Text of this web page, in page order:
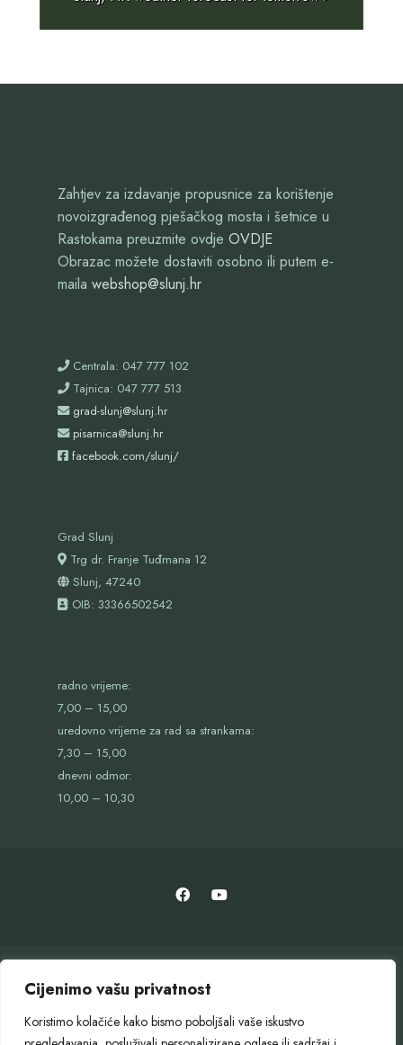
Cijenimo vašu privatnost
Koristimo kolačiće kako bismo poboljšali vaše iskustvo
Zahtjev za izdavanje propusnice za korištenje
novoizgrađenog pješačkog mosta i šetnice u
Rastokama preuzmite ovdje OVDJE
Obrazac možete dostaviti osobno ili putem e-
maila webshop@slunj.hr
Centrala: 047 777 102
Tajnica: 047 777 513
grad-slunj@slunj.hr
pisarnica@slunj.hr
facebook.com/slunj/
Grad Slunj
Trg dr. Franje Tuđmana 12
Slunj, 47240
OIB: 33366502542
radno vrijeme:
7,00 – 15,00
uredovno vrijeme za rad sa strankama:
7,30 – 15,00
dnevni odmor:
10,00 – 10,30
OTVORENI GRAD SLUŽBENI GLASNIK GOSPODARENJE OTPADOM